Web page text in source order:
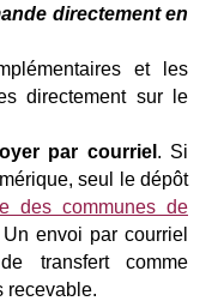
directement en
et les
directement sur le
par courriel . Si
seul le dépôt
des communes de
envoi par courriel
transfert comme
recevable.